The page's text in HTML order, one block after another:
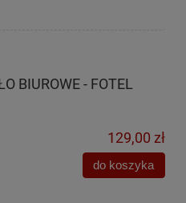
BIUROWE - FOTEL
129,00 zł
do koszyka